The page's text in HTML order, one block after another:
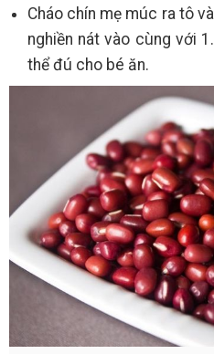
Cháo chín mẹ múc ra tô
nghiền nát vào cùng với
thể đú cho bé ăn.